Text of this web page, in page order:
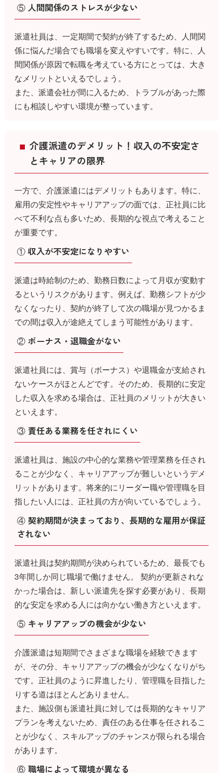
⑤ 人間関係のストレスが少ない
派遣社員は、一定期間で契約が終了するため、人間関
係に悩んだ場合でも職場を変えやすいです。特に、人
間関係が原因で転職を考えている方にとっては、大き
なメリットといえるでしょう。
また、派遣会社が間に入るため、トラブルがあった際
にも相談しやすい環境が整っています。
介護派遣のデメリット！収入の不安定さ
とキャリアの限界
一方で、介護派遣にはデメリットもあります。特に、
雇用の安定性やキャリアアップの面では、正社員に比
べて不利な点も多いため、長期的な視点で考えること
が重要です。
① 収入が不安定になりやすい
派遣は時給制のため、勤務日数によって月収が変動す
るというリスクがあります。例えば、勤務シフトが少
なくなったり、契約が終了して次の職場が見つかるま
での間は収入が途絶えてしまう可能性があります。
② ボーナス・退職金がない
派遣社員には、賞与（ボーナス）や退職金が支給され
ないケースがほとんどです。そのため、長期的に安定
した収入を求める場合は、正社員のメリットが大きい
といえます。
③ 責任ある業務を任されにくい
派遣社員は、施設の中心的な業務や管理業務を任され
ることが少なく、キャリアアップが難しいというデメ
リットがあります。将来的にリーダー職や管理職を目
指したい人には、正社員の方が向いているでしょう。
④ 契約期間が決まっており、長期的な雇用が保証
されない
派遣社員は契約期間が決められているため、最長でも
3年間しか同じ職場で働けません。 契約が更新されな
かった場合は、新しい派遣先を探す必要があり、長期
的な安定を求める人には向かない働き方といえます。
⑤ キャリアアップの機会が少ない
介護派遣は短期間でさまざまな職場を経験できます
が、その分、キャリアアップの機会が少なくなりがち
です。正社員のように昇進したり、管理職を目指した
りする道はほとんどありません。
また、施設側も派遣社員に対しては長期的なキャリア
プランを考えないため、責任のある仕事を任されるこ
とが少なく、スキルアップのチャンスが限られる場合
があります。
⑥ 職場によって環境が異なる